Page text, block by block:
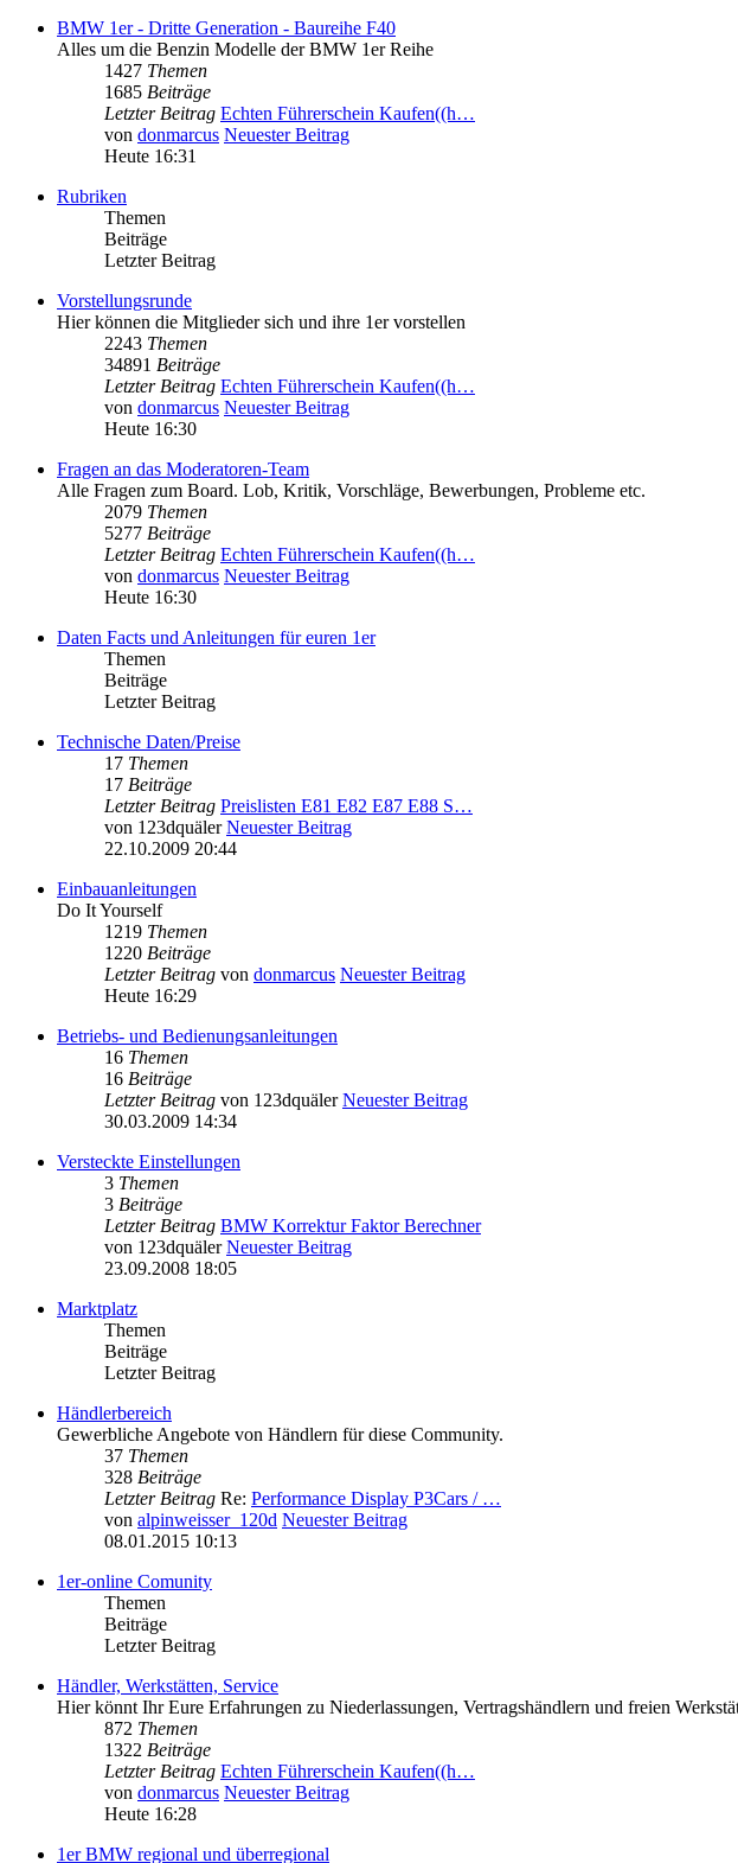
BMW 1er - Dritte Generation - Baureihe F40
Alles um die Benzin Modelle der BMW 1er Reihe
1427 Themen
1685 Beiträge
Letzter Beitrag Echten Führerschein Kaufen((h…
von donmarcus Neuester Beitrag
Heute 16:31
Rubriken
Themen
Beiträge
Letzter Beitrag
Vorstellungsrunde
Hier können die Mitglieder sich und ihre 1er vorstellen
2243 Themen
34891 Beiträge
Letzter Beitrag Echten Führerschein Kaufen((h…
von donmarcus Neuester Beitrag
Heute 16:30
Fragen an das Moderatoren-Team
Alle Fragen zum Board. Lob, Kritik, Vorschläge, Bewerbungen, Probleme etc.
2079 Themen
5277 Beiträge
Letzter Beitrag Echten Führerschein Kaufen((h…
von donmarcus Neuester Beitrag
Heute 16:30
Daten Facts und Anleitungen für euren 1er
Themen
Beiträge
Letzter Beitrag
Technische Daten/Preise
17 Themen
17 Beiträge
Letzter Beitrag Preislisten E81 E82 E87 E88 S…
von 123dquäler Neuester Beitrag
22.10.2009 20:44
Einbauanleitungen
Do It Yourself
1219 Themen
1220 Beiträge
Letzter Beitrag von donmarcus Neuester Beitrag
Heute 16:29
Betriebs- und Bedienungsanleitungen
16 Themen
16 Beiträge
Letzter Beitrag von 123dquäler Neuester Beitrag
30.03.2009 14:34
Versteckte Einstellungen
3 Themen
3 Beiträge
Letzter Beitrag BMW Korrektur Faktor Berechner
von 123dquäler Neuester Beitrag
23.09.2008 18:05
Marktplatz
Themen
Beiträge
Letzter Beitrag
Händlerbereich
Gewerbliche Angebote von Händlern für diese Community.
37 Themen
328 Beiträge
Letzter Beitrag Re: Performance Display P3Cars / …
von alpinweisser_120d Neuester Beitrag
08.01.2015 10:13
1er-online Comunity
Themen
Beiträge
Letzter Beitrag
Händler, Werkstätten, Service
Hier könnt Ihr Eure Erfahrungen zu Niederlassungen, Vertragshändlern und freien
872 Themen
1322 Beiträge
Letzter Beitrag Echten Führerschein Kaufen((h…
von donmarcus Neuester Beitrag
Heute 16:28
1er BMW regional und überregional